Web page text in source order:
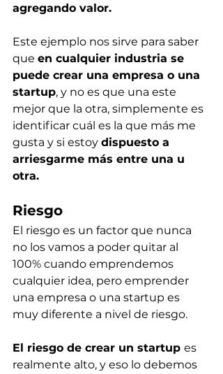
agregando valor.
Este ejemplo nos sirve para saber
que en cualquier industria se
puede crear una empresa o una
startup, y no es que una este
mejor que la otra, simplemente es
identificar cuál es la que más me
gusta y si estoy dispuesto a
arriesgarme más entre una u
otra.
Riesgo
El riesgo es un factor que nunca
no los vamos a poder quitar al
100% cuando emprendemos
cualquier idea, pero emprender
una empresa o una startup es
muy diferente a nivel de riesgo.
El riesgo de crear un startup es
realmente alto, y eso lo debemos